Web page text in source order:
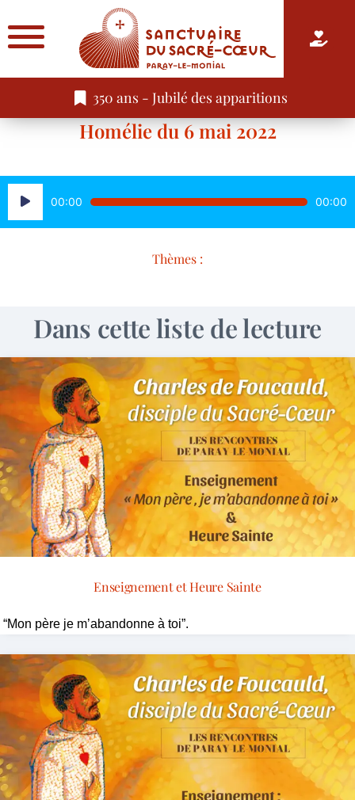
350 ans - Jubilé des apparitions
Homélie du 6 mai 2022
audio
00:00 00:00
Thèmes :
Dans cette liste de lecture
Enseignement et Heure Sainte
“Mon père je m’abandonne à toi”.